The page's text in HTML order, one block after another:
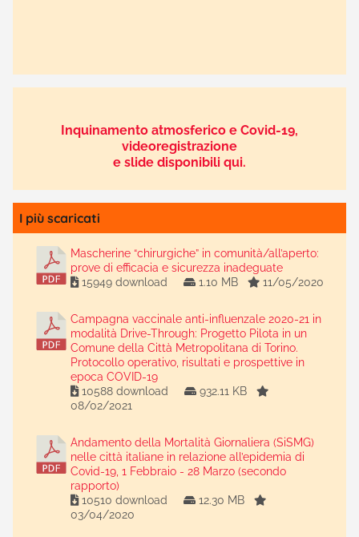
Inquinamento atmosferico e Covid-19,
videoregistrazione
e slide disponibili qui.
I più scaricati
Mascherine “chirurgiche” in comunità/all’aperto:
prove di efficacia e sicurezza inadeguate
15949 download
1.10 MB 11/05/2020
Campagna vaccinale anti-influenzale 2020-21 in
modalità Drive-Through: Progetto Pilota in un
Comune della Città Metropolitana di Torino.
Protocollo operativo, risultati e prospettive in
epoca COVID-19
10588 download
932.11 KB
08/02/2021
Andamento della Mortalità Giornaliera (SiSMG)
nelle città italiane in relazione all’epidemia di
Covid-19, 1 Febbraio - 28 Marzo (secondo
rapporto)
10510 download
12.30 MB
03/04/2020